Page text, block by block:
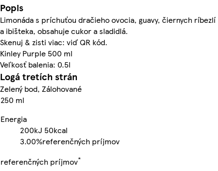
Popis
Limonáda s príchuťou dračieho ovocia, guavy, čiernych ríbezlí
a ibišteka, obsahuje cukor a sladidlá.
Skenuj & zisti viac: viď QR kód.
Kinley Purple 500 ml
Veľkosť balenia: 0.5l
Logá tretích strán
Zelený bod, Zálohované
250 ml
Energia
200kJ 50kcal
3.00%referenčných príjmov
referenčných príjmov*